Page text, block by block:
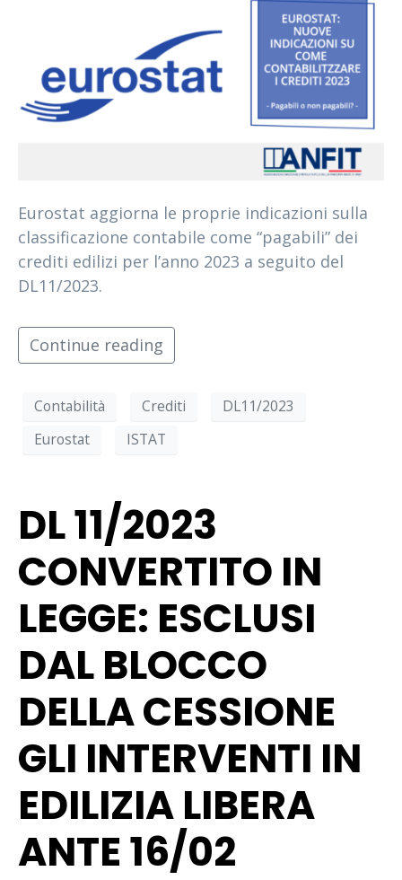
Eurostat aggiorna le proprie indicazioni sulla
classificazione contabile come “pagabili” dei
crediti edilizi per l’anno 2023 a seguito del
DL11/2023.
Continue reading
Contabilità Crediti
DL11/2023
Eurostat
ISTAT
DL 11/2023
CONVERTITO IN
LEGGE: ESCLUSI
DAL BLOCCO
DELLA CESSIONE
GLI INTERVENTI IN
EDILIZIA LIBERA
ANTE 16/02